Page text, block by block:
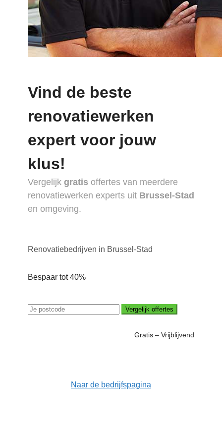
Vind de beste
renovatiewerken
expert voor jouw
klus!
Vergelijk gratis offertes van meerdere
renovatiewerken experts uit Brussel-Stad
en omgeving.
Renovatiebedrijven in Brussel-Stad
Bespaar tot 40%
Vergelijk offertes
Gratis – Vrijblijvend
Naar de bedrijfspagina